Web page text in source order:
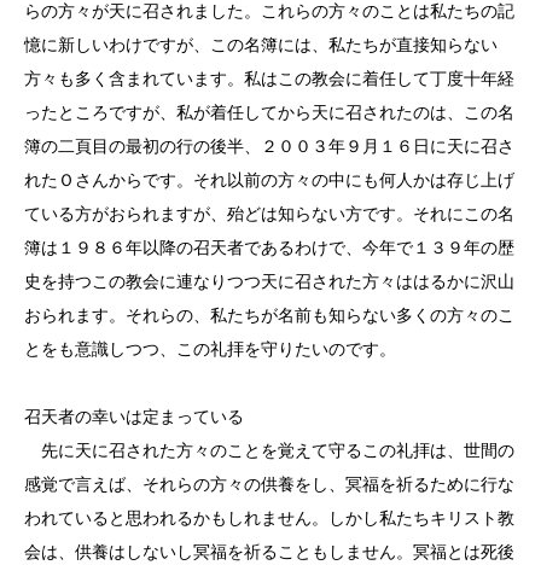
らの方々が天に召されました。これらの方々のことは私たちの記
憶に新しいわけですが、この名簿には、私たちが直接知らない
方々も多く含まれています。私はこの教会に着任して丁度十年経
ったところですが、私が着任してから天に召されたのは、この名
簿の二頁目の最初の行の後半、２００３年９月１６日に天に召さ
れたＯさんからです。それ以前の方々の中にも何人かは存じ上げ
ている方がおられますが、殆どは知らない方です。それにこの名
簿は１９８６年以降の召天者であるわけで、今年で１３９年の歴
史を持つこの教会に連なりつつ天に召された方々ははるかに沢山
おられます。それらの、私たちが名前も知らない多くの方々のこ
とをも意識しつつ、この礼拝を守りたいのです。
召天者の幸いは定まっている
先に天に召された方々のことを覚えて守るこの礼拝は、世間の
感覚で言えば、それらの方々の供養をし、冥福を祈るために行な
われていると思われるかもしれません。しかし私たちキリスト教
会は、供養はしないし冥福を祈ることもしません。冥福とは死後